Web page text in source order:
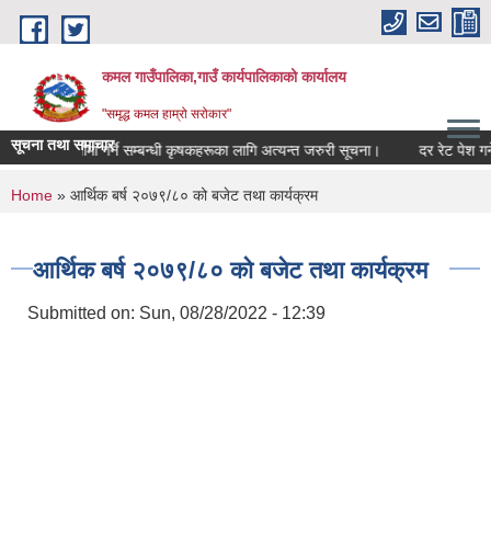
Skip to main content
कमल गाउँपालिका,गाउँ कार्यपालिकाको कार्यालय
"समृद्ध कमल हाम्रो सरोकार"
सूचना तथा समाचार
बाली बीमा गर्ने सम्बन्धी कृषकहरूका लागि अत्यन्त जरुरी सूचना। दर रेट पेश गर्ने
You are here
Home » आर्थिक बर्ष २०७९/८० को बजेट तथा कार्यक्रम
आर्थिक बर्ष २०७९/८० को बजेट तथा कार्यक्रम
Submitted on: Sun, 08/28/2022 - 12:39